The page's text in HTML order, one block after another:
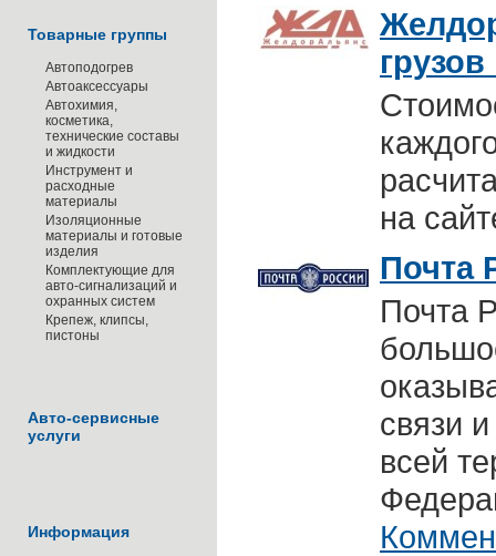
Товарные группы
Автоподогрев
Автоаксессуары
Автохимия,
косметика,
технические составы
и жидкости
Инструмент и
расходные
материалы
Изоляционные
материалы и готовые
изделия
Комплектующие для
авто-сигнализаций и
охранных систем
Крепеж, клипсы,
пистоны
Авто-сервисные
услуги
Информация
на
Почта
Почта
связи
всей